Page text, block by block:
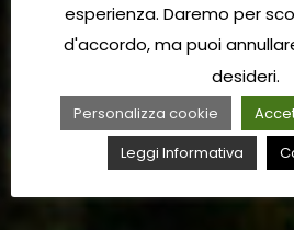
esperienza. Daremo per
d'accordo, ma puoi
desideri.
Personalizza cookie
Leggi Informativa